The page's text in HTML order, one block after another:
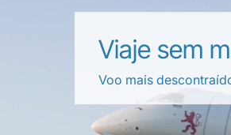
LuxairToursViaje sem
Voo mais